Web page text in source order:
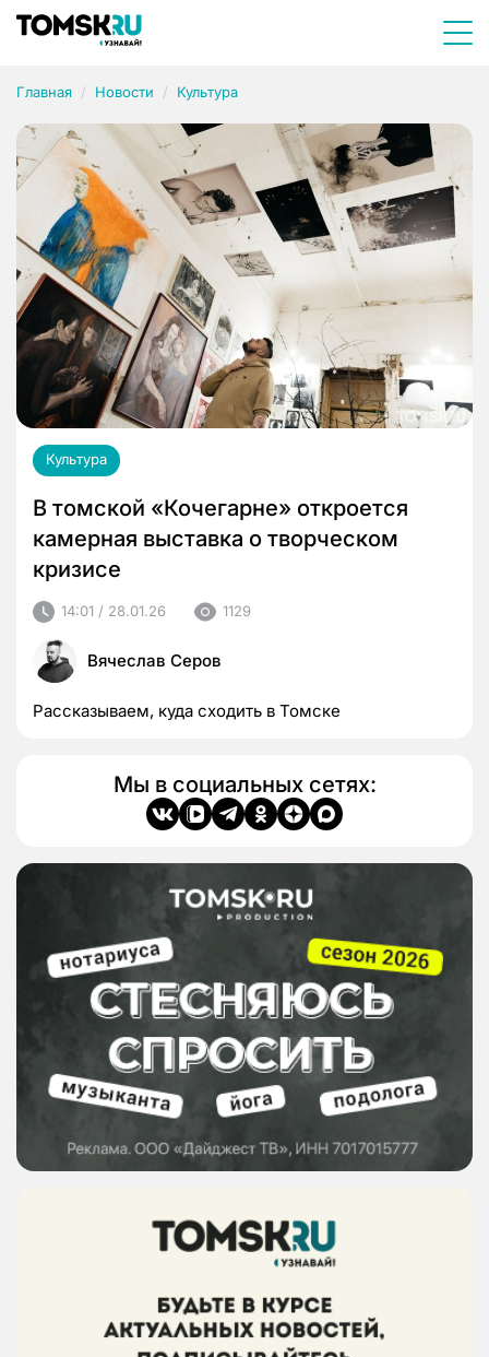
Главная Новости Культура
Культура
В томской «Кочегарне» откроется
камерная выставка о творческом
кризисе
14:01 / 28.01.26 1129
Вячеслав Серов
Рассказываем, куда сходить в Томске
Мы в социальных сетях: